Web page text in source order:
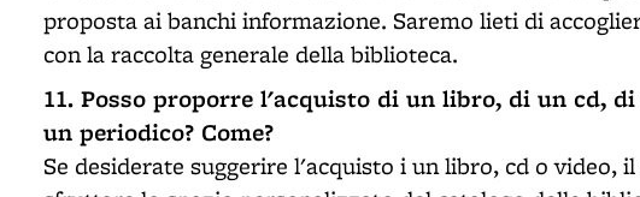
proposta ai banchi informazione. Saremo lieti di
con la raccolta generale della biblioteca.
11. Posso proporre l'acquisto di un libro, di un cd,
un periodico? Come?
Se desiderate suggerire l'acquisto i un libro, cd o video,